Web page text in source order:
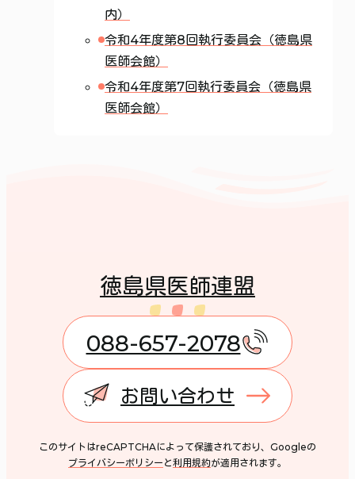
内）
令和4年度第8回執行委員会（徳島県
医師会館）
令和4年度第7回執行委員会（徳島県
医師会館）
徳島県医師連盟
088-657-2078
お問い合わせ
このサイトはreCAPTCHAによって保護されており、Googleの
プライバシーポリシー と利用規約が適用されます。